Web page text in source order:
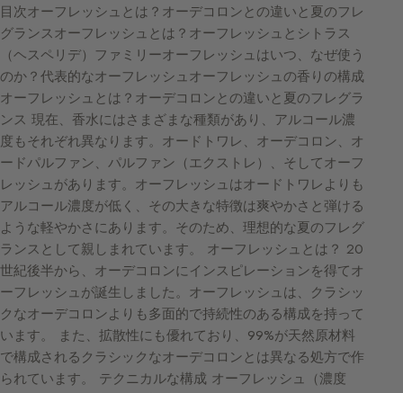
目次オーフレッシュとは？オーデコロンとの違いと夏のフレ
グランスオーフレッシュとは？オーフレッシュとシトラス
（ヘスペリデ）ファミリーオーフレッシュはいつ、なぜ使う
のか？代表的なオーフレッシュオーフレッシュの香りの構成
オーフレッシュとは？オーデコロンとの違いと夏のフレグラ
ンス 現在、香水にはさまざまな種類があり、アルコール濃
度もそれぞれ異なります。オードトワレ、オーデコロン、オ
ードパルファン、パルファン（エクストレ）、そしてオーフ
レッシュがあります。オーフレッシュはオードトワレよりも
アルコール濃度が低く、その大きな特徴は爽やかさと弾ける
ような軽やかさにあります。そのため、理想的な夏のフレグ
ランスとして親しまれています。 オーフレッシュとは？ 20
世紀後半から、オーデコロンにインスピレーションを得てオ
ーフレッシュが誕生しました。オーフレッシュは、クラシッ
クなオーデコロンよりも多面的で持続性のある構成を持って
います。 また、拡散性にも優れており、99%が天然原材料
で構成されるクラシックなオーデコロンとは異なる処方で作
られています。 テクニカルな構成 オーフレッシュ（濃度